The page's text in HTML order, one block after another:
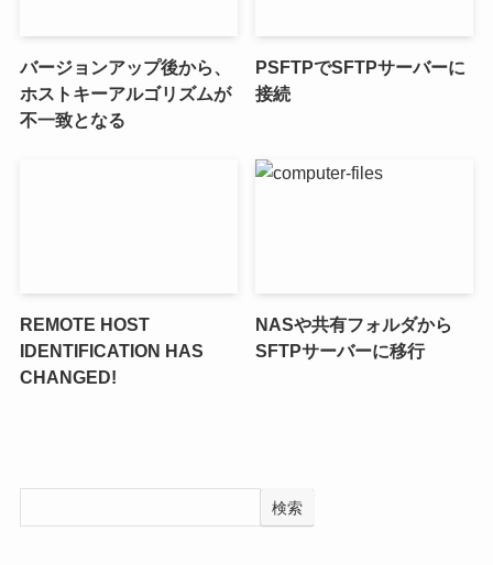
バージョンアップ後から、
ホストキーアルゴリズムが
不一致となる
PSFTPでSFTPサーバーに
接続
REMOTE HOST
IDENTIFICATION HAS
CHANGED!
NASや共有フォルダから
SFTPサーバーに移行
検索